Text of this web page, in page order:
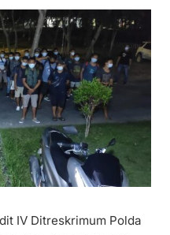
IV Ditreskrimum Polda